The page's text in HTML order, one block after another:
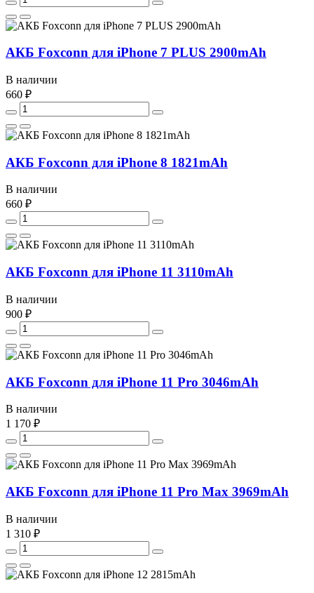
АКБ Foxconn для iPhone 7 PLUS 2900mAh
В наличии
660 ₽
АКБ Foxconn для iPhone 8 1821mAh
В наличии
660 ₽
АКБ Foxconn для iPhone 11 3110mAh
В наличии
900 ₽
АКБ Foxconn для iPhone 11 Pro 3046mAh
В наличии
1 170 ₽
АКБ Foxconn для iPhone 11 Pro Max 3969mAh
В наличии
1 310 ₽